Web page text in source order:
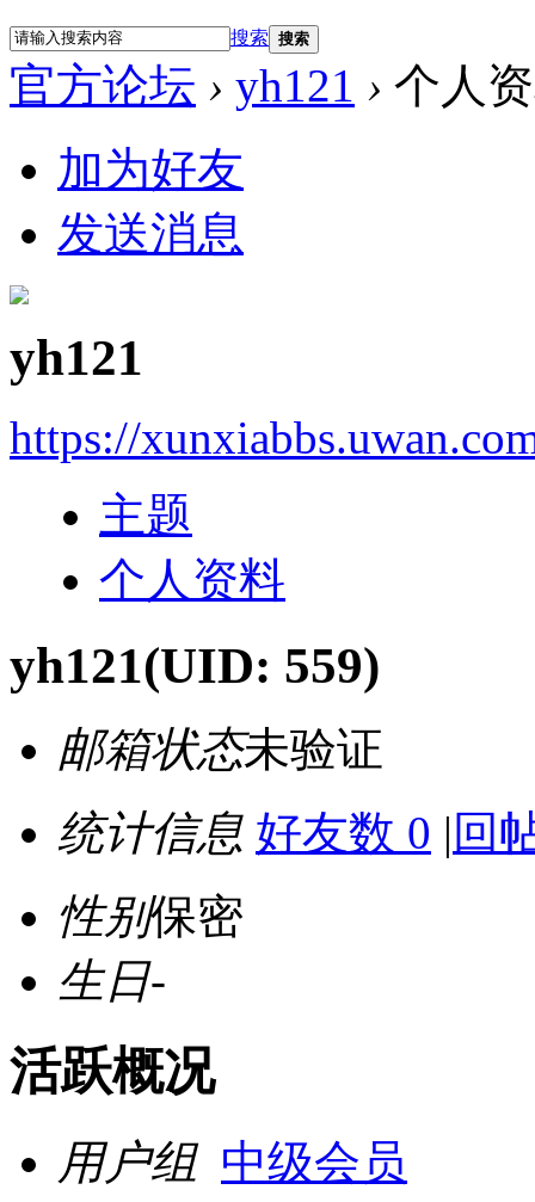
搜索 搜索
官方论坛 › yh121 › 个人
加为好友
发送消息
yh121
https://
主题
个人资料
yh121(UID: 559)
邮箱状态未验证
统计信息 好友数 0 | 回
性别保密
生日-
活跃概况
用户组 中级会员